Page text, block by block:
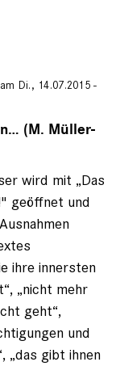
am Di., 14.07.2015 -
(M. Müller-
wird mit „Das
geöffnet und
ihre innersten
„nicht mehr
geht“,
und
„das gibt ihnen